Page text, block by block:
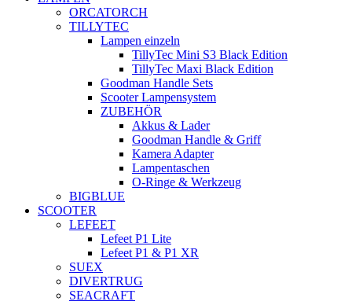
ORCATORCH
TILLYTEC
Lampen einzeln
TillyTec Mini S3 Black Edition
TillyTec Maxi Black Edition
Goodman Handle Sets
Scooter Lampensystem
ZUBEHÖR
Akkus & Lader
Goodman Handle & Griff
Kamera Adapter
Lampentaschen
O-Ringe & Werkzeug
BIGBLUE
SCOOTER
LEFEET
Lefeet P1 Lite
Lefeet P1 & P1 XR
SUEX
DIVERTRUG
SEACRAFT